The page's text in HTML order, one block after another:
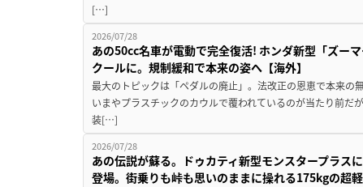
[…]
2026/07/28
あの50cc名車が電動で完全復活! ホンダ新型「ズー
クールに。規制緩和で本来の姿へ【海外】
最大のトピックは「ペダルの廃止」。法改正の恩恵で本来の
いまやプラスチックのカウルで覆われているのが当たり前だ
装[…]
2026/07/28
あの伝説が蘇る。ドゥカティ新型モンスタープラス
登場。街乗りも峠も思いのままに操れる175kgの超